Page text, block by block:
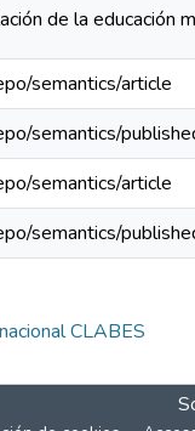
de la educación
semantics/article
semantics/
semantics/article
semantics/
CLABES